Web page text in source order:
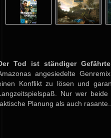
Tod ist ständiger
angesiedelte
Konflikt zu lösen und
Nur wer
Planung als auch rasante...